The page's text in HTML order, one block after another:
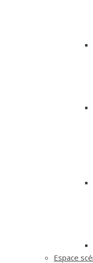
Espace